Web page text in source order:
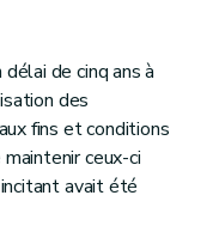
de cinq ans à
des
fins et conditions
ceux-ci
avait été